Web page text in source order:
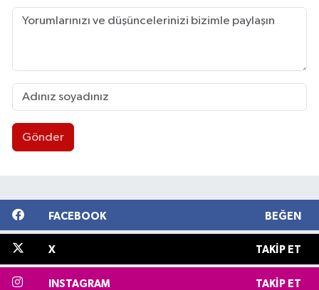
Gönder
FACEBOOK BEĞEN
X TAKIP ET
INSTAGRAM TAKIP ET